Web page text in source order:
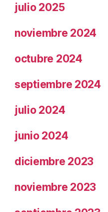
julio 2025
noviembre 2024
octubre 2024
septiembre 2024
julio 2024
junio 2024
diciembre 2023
noviembre 2023